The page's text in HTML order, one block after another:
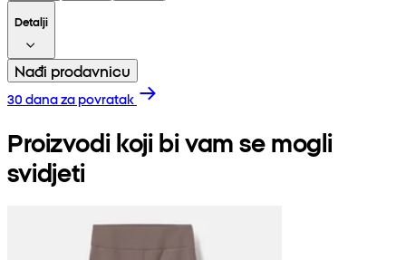
Detalji
Nađi prodavnicu
30 dana za povratak
Proizvodi koji bi vam se mogli
svidjeti